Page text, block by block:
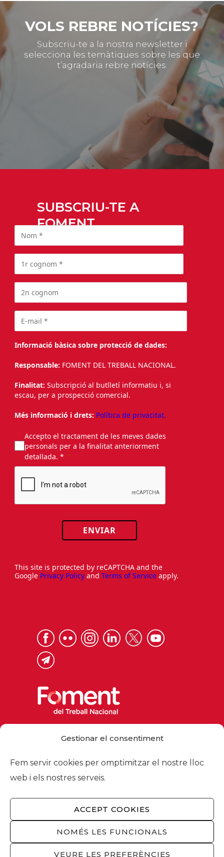
Gestionar el consentiment
Fem servir cookies per omptimitzar el nostre lloc
web i els nostres serveis.
ACCEPT COOKIES
NOMÉS LES FUNCIONALS
VEURE LES PREFERÈNCIES
VOLS REBRE NOTÍCIES?
Subscriu-te a la nostra newsletter i
selecciona les temàtiques sobre les que
t’agradaria rebre notícies.
SUBSCRIU-TE A
FOMENT
Informació bàsica sobre protecció de dades:
Responsable: FOMENT DEL TREBALL NACIONAL.
Finalitat: Subscripció al butlletí informatiu i, si
escau, per a prospecció comercial.
Més informació i drets: Política de privacitat.
Accepto el tractament de les meves dades
personals per a la finalitat anteriorment
detallada. *
ENVIAR
This site is protected by reCAPTCHA and the
Google Privacy Policy and Terms of Service apply.
foment@foment.com
© 2026 - Foment del Treball Nacional
Nosaltres
privacitat/ Política cookies/Privacitat